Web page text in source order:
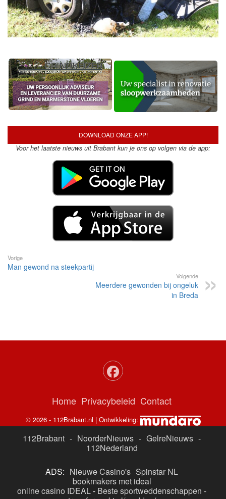
DOWNLOAD ONZE APP!
Voor het laatste nieuws uit Brabant kun je ons op volgen via de app:
Vorige
Man gewond na steekpartij
Volgende
Meerdere gewonden bij ongeluk
in Breda
Home Privacybeleid Contact
© 2026 - 112Brabant.nl | Ontwikkeling:
112Brabant - NoorderNieuws - GelreNieuws -
112Nederland
ADS: Nieuwe Casino's Spinstar NL
bookmakers met ideal
online casino IDEAL- Beste sportweddenschappen -